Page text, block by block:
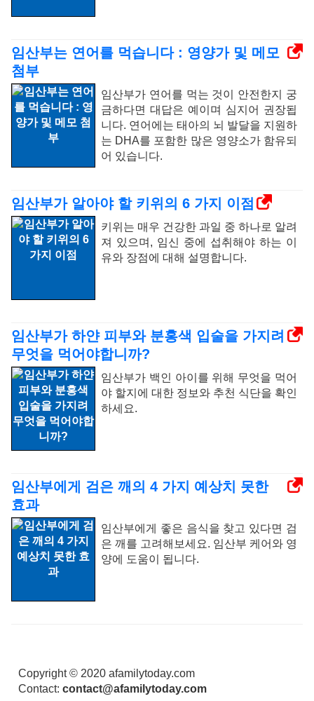
임산부는 연어를 먹습니다 : 영양가 및 메모
첨부
임산부가 연어를 먹는 것이 안전한지 궁
금하다면 대답은 예이며 심지어 권장됩
니다. 연어에는 태아의 뇌 발달을 지원하
는 DHA를 포함한 많은 영양소가 함유되
어 있습니다.
임산부가 알아야 할 키위의 6 가지 이점
키위는 매우 건강한 과일 중 하나로 알려
져 있으며, 임신 중에 섭취해야 하는 이
유와 장점에 대해 설명합니다.
임산부가 하얀 피부와 분홍색 입술을 가지려
무엇을 먹어야합니까?
임산부가 백인 아이를 위해 무엇을 먹어
야 할지에 대한 정보와 추천 식단을 확인
하세요.
임산부에게 검은 깨의 4 가지 예상치 못한
효과
임산부에게 좋은 음식을 찾고 있다면 검
은 깨를 고려해보세요. 임산부 케어와 영
양에 도움이 됩니다.
Copyright © 2020 afamilytoday.com
Contact: contact@afamilytoday.com